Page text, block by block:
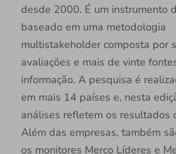
desde 2000. É um instrumento
baseado em uma metodologia
multistakeholder composta por
avaliações e mais de vinte
informação. A pesquisa é
em mais 14 países e, nesta
análises refletem os resultados
Além das empresas, também
os monitores Merco Líderes e